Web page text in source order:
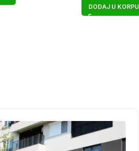
DODAJ U KORPU